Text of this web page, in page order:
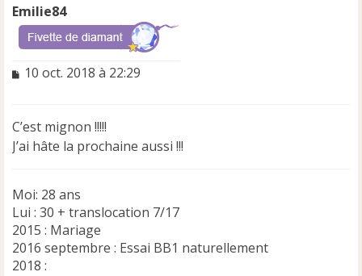
Emilie84
M
s
a
g
o
n
l
u
10 oct. 2018 à 22:29
C’est mignon !!!!!
J’ai hâte la prochaine aussi !!!
Moi: 28 ans
Lui : 30 + translocation 7/17
2015 : Mariage
2016 septembre : Essai BB1 naturellement
2018 :